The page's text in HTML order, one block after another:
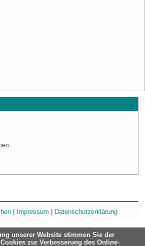
| Impressum | Datenschutzerklärung
unserer Website stimmen Sie der
zur Verbesserung des Online-